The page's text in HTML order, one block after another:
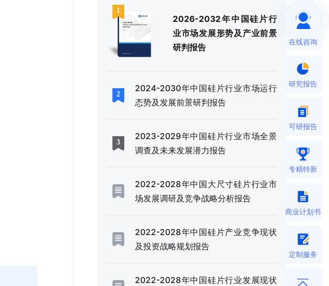
2026-2032年中国硅片行
业市场发展形势及产业前景
研判报告
2024-2030年中国硅片行业市场运行
态势及发展前景研判报告
2023-2029年中国硅片行业市场全景
调查及未来发展潜力报告
2022-2028年中国大尺寸硅片行业市
场发展调研及竞争战略分析报告
2022-2028年中国硅片产业竞争现状
及投资战略规划报告
2022-2028年中国硅片行业发展现状
在线咨询
研究报告
可研报告
专精特新
商业计划书
定制服务